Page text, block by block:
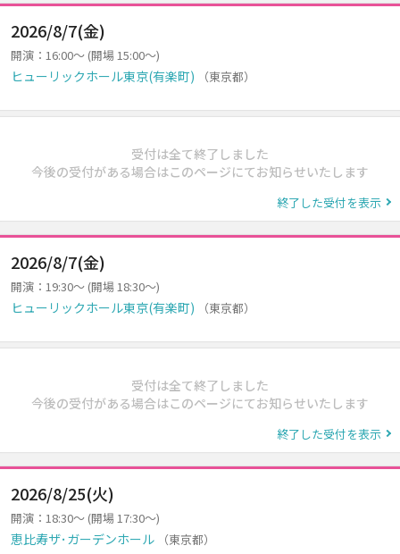
2026/8/7(金)
開演：16:00～ (開場 15:00～)
ヒューリックホール東京(有楽町) （東京都）
受付は全て終了しました
今後の受付がある場合はこのページにてお知らせいたします
終了した受付を表示
2026/8/7(金)
開演：19:30～ (開場 18:30～)
ヒューリックホール東京(有楽町) （東京都）
受付は全て終了しました
今後の受付がある場合はこのページにてお知らせいたします
終了した受付を表示
2026/8/25(火)
開演：18:30～ (開場 17:30～)
恵比寿ザ･ガーデンホール （東京都）